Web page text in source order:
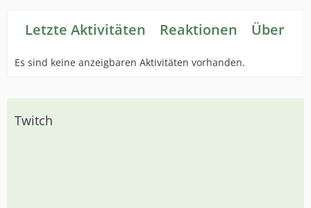
Letzte Aktivitäten Reaktionen Über
Es sind keine anzeigbaren Aktivitäten vorhanden.
Twitch